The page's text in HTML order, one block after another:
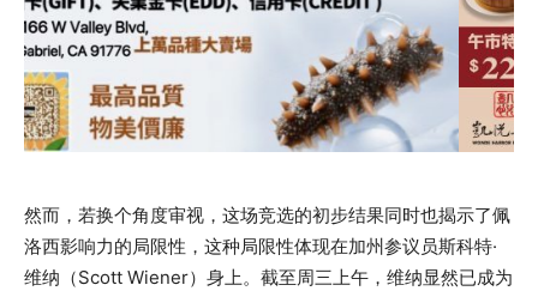
然而，若换个角度审视，这场竞选的初步结果同时也揭示了佩
洛西影响力的局限性，这种局限性体现在加州参议员斯科特·
维纳（Scott Wiener）身上。截至周三上午，维纳显然已成为